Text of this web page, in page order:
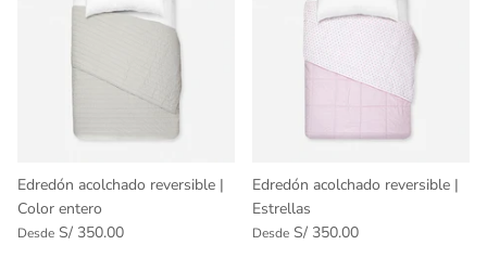
Edredón acolchado reversible |
Color entero
Desde S/ 350.00
Edredón acolchado reversible |
Estrellas
Desde S/ 350.00